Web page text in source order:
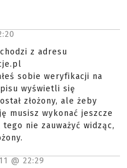
z adresu
sobie weryfikacji na
wyświetli się
złożony, ale żeby
musisz wykonać jeszcze
nie zauważyć widząc,
@ 22:29